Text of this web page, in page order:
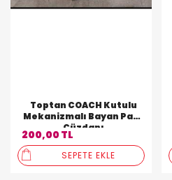
Toptan COACH Kutulu
Mekanizmalı Bayan Para
Cüzdanı
200,00 TL
SEPETE EKLE